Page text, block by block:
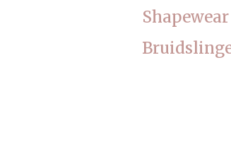
Shapewear